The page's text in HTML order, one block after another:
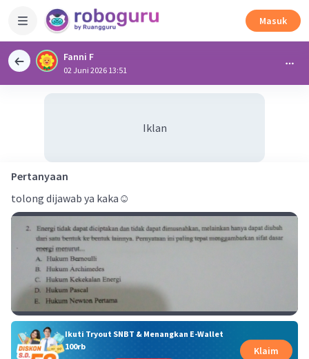
Masuk
Fanni F
02 Juni 2026 13:51
Iklan
Pertanyaan
tolong dijawab ya kaka☺️
Ikuti Tryout SNBT & Menangkan E-Wallet
100rb
Klaim